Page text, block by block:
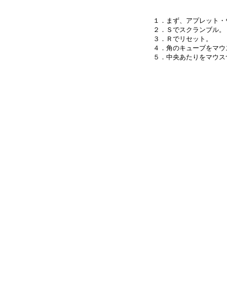
１．まず、アプレット
２．Ｓでスクランブル。
３．Ｒでリセット。
４．角のキューブをマ